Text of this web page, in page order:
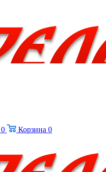
0 Корзина 0